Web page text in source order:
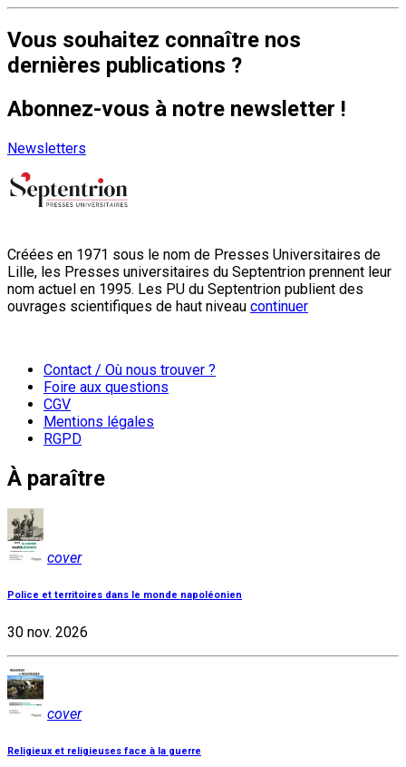
Vous souhaitez connaître nos
dernières publications ?
Abonnez-vous à notre newsletter !
Newsletters
Créées en 1971 sous le nom de Presses Universitaires de
Lille, les Presses universitaires du Septentrion prennent leur
nom actuel en 1995. Les PU du Septentrion publient des
ouvrages scientifiques de haut niveau continuer
Contact / Où nous trouver ?
Foire aux questions
CGV
Mentions légales
RGPD
À paraître
cover
Police et territoires dans le monde napoléonien
30 nov. 2026
cover
Religieux et religieuses face à la guerre